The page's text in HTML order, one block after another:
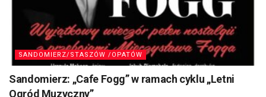
SANDOMIERZ/STASZÓW /OPATÓW
Sandomierz: „Cafe Fogg” w ramach cyklu „Letni
Ogród Muzyczny”